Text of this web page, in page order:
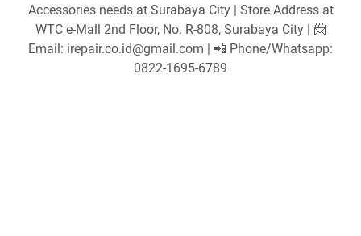
Accessories needs at Surabaya City | Store Address at
WTC e-Mall 2nd Floor, No. R-808, Surabaya City | 📨
Email: irepair.co.id@gmail.com | 📲 Phone/Whatsapp:
0822-1695-6789